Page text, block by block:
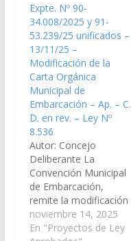
Previsional).
Expte. Nº 90-
34.008/2025 y 91-
53.239/25 unificados –
13/11/25 –
Modificación de la
Carta Orgánica
Municipal de
Embarcación – Ap. – C.
D. en rev. – Ley Nº
8.536
Autor: Concejo
Deliberante La
Convención Municipal
de Embarcación,
remite la modificación
a los artículos 16, 17
19, 37 y 38 de la ley
noviembre 14, 2025
En "Proyectos de Ley